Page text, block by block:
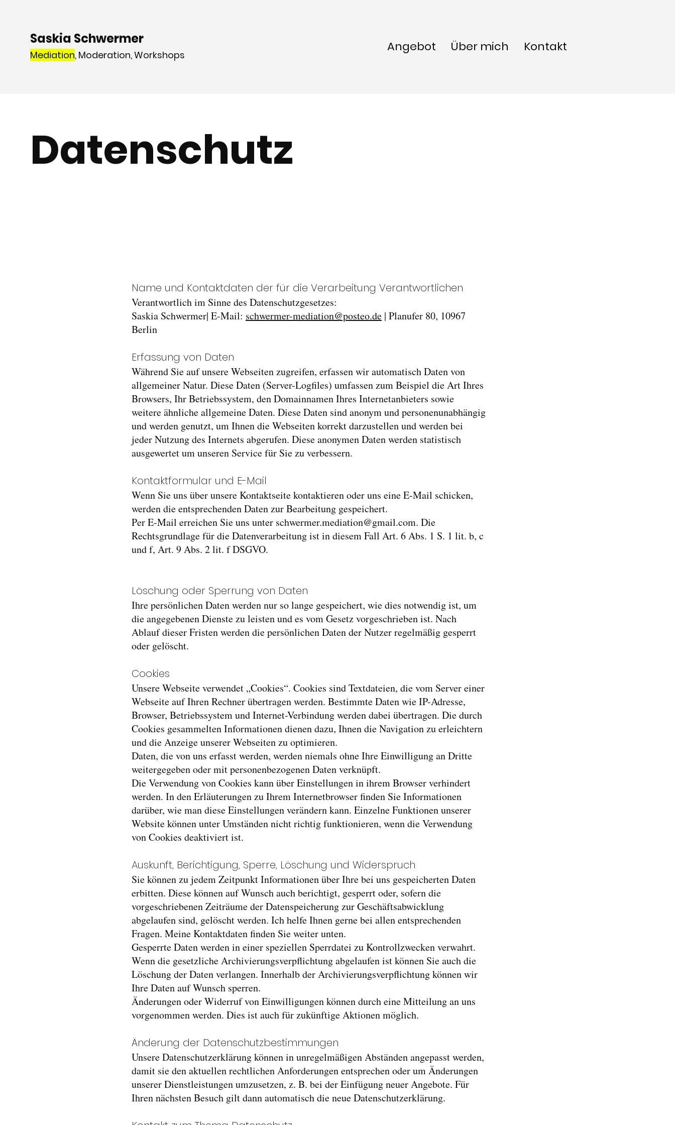
Saskia Schwermer
Mediation, Moderation, Workshops
Angebot Über mich Kontakt
Datenschutz
Name und Kontaktdaten der für die Verarbeitung Verantwortlichen
Verantwortlich im Sinne des Datenschutzgesetzes:
Saskia Schwermer| E-Mail: schwermer-mediation@posteo.de | Planufer 80, 10967
Berlin
Erfassung von Daten
Während Sie auf unsere Webseiten zugreifen, erfassen wir automatisch Daten von
allgemeiner Natur. Diese Daten (Server-Logfiles) umfassen zum Beispiel die Art Ihres
Browsers, Ihr Betriebssystem, den Domainnamen Ihres Internetanbieters sowie
weitere ähnliche allgemeine Daten. Diese Daten sind anonym und personenunabhängig
und werden genutzt, um Ihnen die Webseiten korrekt darzustellen und werden bei
jeder Nutzung des Internets abgerufen. Diese anonymen Daten werden statistisch
ausgewertet um unseren Service für Sie zu verbessern.
Kontaktformular und E-Mail
Wenn Sie uns über unsere Kontaktseite kontaktieren oder uns eine E-Mail schicken,
werden die entsprechenden Daten zur Bearbeitung gespeichert.
Per E-Mail erreichen Sie uns unter schwermer.mediation@gmail.com. Die
Rechtsgrundlage für die Datenverarbeitung ist in diesem Fall Art. 6 Abs. 1 S. 1 lit. b, c
und f, Art. 9 Abs. 2 lit. f DSGVO.
Löschung oder Sperrung von Daten
Ihre persönlichen Daten werden nur so lange gespeichert, wie dies notwendig ist, um
die angegebenen Dienste zu leisten und es vom Gesetz vorgeschrieben ist. Nach
Ablauf dieser Fristen werden die persönlichen Daten der Nutzer regelmäßig gesperrt
oder gelöscht.
Cookies
Unsere Webseite verwendet „Cookies“. Cookies sind Textdateien, die vom Server einer
Webseite auf Ihren Rechner übertragen werden. Bestimmte Daten wie IP-Adresse,
Browser, Betriebssystem und Internet-Verbindung werden dabei übertragen. Die durch
Cookies gesammelten Informationen dienen dazu, Ihnen die Navigation zu erleichtern
und die Anzeige unserer Webseiten zu optimieren.
Daten, die von uns erfasst werden, werden niemals ohne Ihre Einwilligung an Dritte
weitergegeben oder mit personenbezogenen Daten verknüpft.
Die Verwendung von Cookies kann über Einstellungen in ihrem Browser verhindert
werden. In den Erläuterungen zu Ihrem Internetbrowser finden Sie Informationen
darüber, wie man diese Einstellungen verändern kann. Einzelne Funktionen unserer
Website können unter Umständen nicht richtig funktionieren, wenn die Verwendung
von Cookies deaktiviert ist.
Auskunft, Berichtigung, Sperre, Löschung und Widerspruch
Sie können zu jedem Zeitpunkt Informationen über Ihre bei uns gespeicherten Daten
erbitten. Diese können auf Wunsch auch berichtigt, gesperrt oder, sofern die
vorgeschriebenen Zeiträume der Datenspeicherung zur Geschäftsabwicklung
abgelaufen sind, gelöscht werden. Ich helfe Ihnen gerne bei allen entsprechenden
Fragen. Meine Kontaktdaten finden Sie weiter unten.
Gesperrte Daten werden in einer speziellen Sperrdatei zu Kontrollzwecken verwahrt.
Wenn die gesetzliche Archivierungsverpflichtung abgelaufen ist können Sie auch die
Löschung der Daten verlangen. Innerhalb der Archivierungsverpflichtung können wir
Ihre Daten auf Wunsch sperren.
Änderungen oder Widerruf von Einwilligungen können durch eine Mitteilung an uns
vorgenommen werden. Dies ist auch für zukünftige Aktionen möglich.
Änderung der Datenschutzbestimmungen
Unsere Datenschutzerklärung können in unregelmäßigen Abständen angepasst werden,
damit sie den aktuellen rechtlichen Anforderungen entsprechen oder um Änderungen
unserer Dienstleistungen umzusetzen, z. B. bei der Einfügung neuer Angebote. Für
Ihren nächsten Besuch gilt dann automatisch die neue Datenschutzerklärung.